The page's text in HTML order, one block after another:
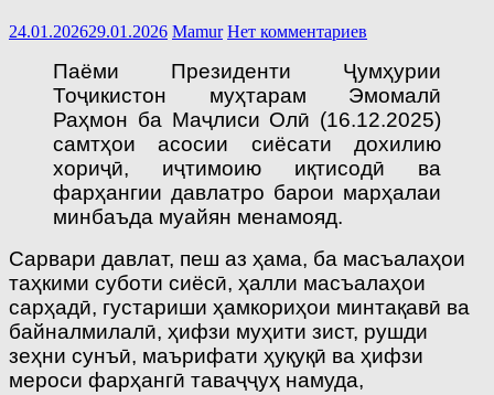
24.01.202629.01.2026 Mamur Нет комментариев
Паёми Президенти Ҷумҳурии
Тоҷикистон муҳтарам Эмомалӣ
Раҳмон ба Маҷлиси Олӣ (16.12.2025)
самтҳои асосии сиёсати дохилию
хориҷӣ, иҷтимоию иқтисодӣ ва
фарҳангии давлатро барои марҳалаи
минбаъда муайян менамояд.
Сарвари давлат, пеш аз ҳама, ба масъалаҳои
таҳкими суботи сиёсӣ, ҳалли масъалаҳои
сарҳадӣ, густариши ҳамкориҳои минтақавӣ ва
байналмилалӣ, ҳифзи муҳити зист, рушди
зеҳни сунъӣ, маърифати ҳуқуқӣ ва ҳифзи
мероси фарҳангӣ таваҷҷуҳ намуда,